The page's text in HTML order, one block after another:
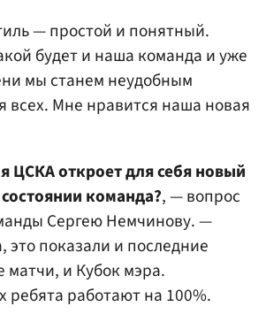
— простой и понятный.
будет и наша команда и уже
мы станем неудобным
всех. Мне нравится наша новая
ЦСКА откроет для себя новый
команда?, — вопрос
Сергею Немчинову. —
это показали и последние
и Кубок мэра.
ребята работают на 100%.